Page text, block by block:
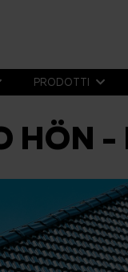
PRODOTTI
HÖN -